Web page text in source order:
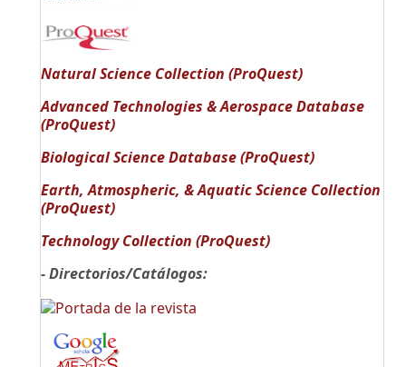
Natural Science Collection (ProQuest)
Advanced Technologies & Aerospace Database
(ProQuest)
Biological Science Database (ProQuest)
Earth, Atmospheric, & Aquatic Science Collection
(ProQuest)
Technology Collection (ProQuest)
- Directorios/Catálogos: